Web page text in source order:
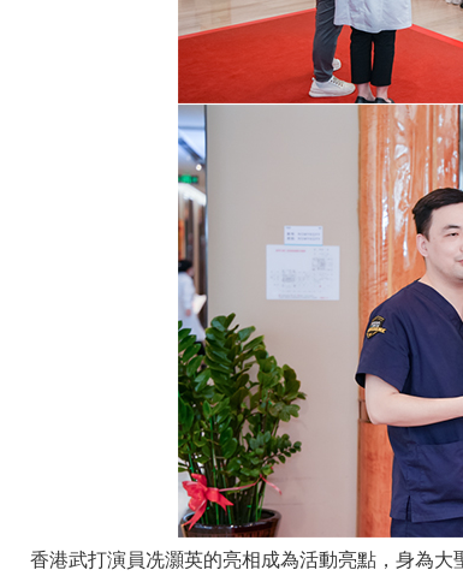
香港武打演員冼灝英的亮相成為活動亮點，身為大